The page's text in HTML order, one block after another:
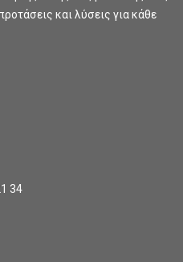
και λύσεις για κάθε
34